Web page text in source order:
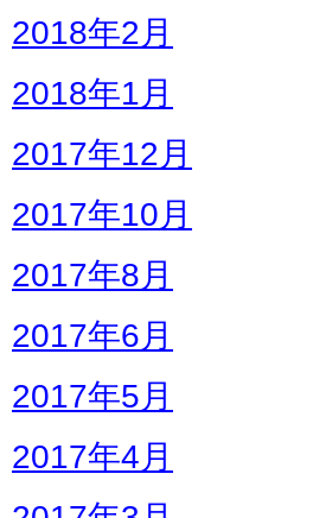
2018年2月
2018年1月
2017年12月
2017年10月
2017年8月
2017年6月
2017年5月
2017年4月